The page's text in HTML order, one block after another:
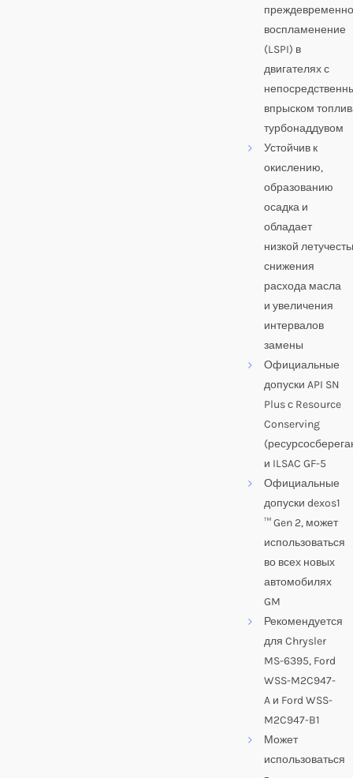
воспламенение
(LSPI) в
двигателях с
впрыском
турбонаддувом
Устойчив к
окислению,
образованию
осадка и
обладает
низкой
снижения
расхода масла
и увеличения
интервалов
замены
Официальные
допуски API SN
Plus с Resource
Conserving
и ILSAC GF-5
Официальные
допуски dexos1
™ Gen 2, может
использоваться
во всех новых
автомобилях
GM
Рекомендуется
для Chrysler
MS-6395, Ford
WSS-M2C947-
A и Ford WSS-
M2C947-B1
Может
использоваться